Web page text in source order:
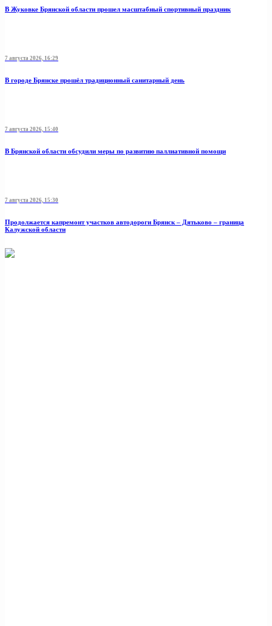
В Жуковке Брянской области прошел масштабный спортивный праздник
7 августа 2026, 16:29
В городе Брянске прошёл традиционный санитарный день
7 августа 2026, 15:40
В Брянской области обсудили меры по развитию паллиативной помощи
7 августа 2026, 15:30
Продолжается капремонт участков автодороги Брянск – Дятьково – граница
Калужской области